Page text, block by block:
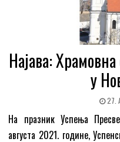
Најава:
у
27.
На празник Успења
августа 2021. године,